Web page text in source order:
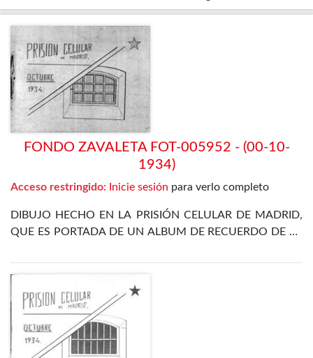
FONDO ZAVALETA FOT-005952 - (00-10-
1934)
Acceso restringido: Inicie sesión para verlo completo
DIBUJO HECHO EN LA PRISIÓN CELULAR DE MADRID,
QUE ES PORTADA DE UN ALBUM DE RECUERDO DE LA
REVOLUCIÓN DE OCTUBRE DE 1934